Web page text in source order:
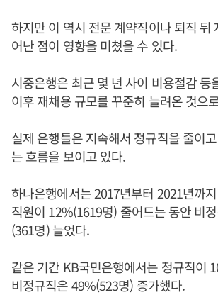
하지만 이 역시 전문 계약직이나 퇴직 뒤
어난 점이 영향을 미쳤을 수 있다.
시중은행은 최근 몇 년 사이 비용절감 등
이후 재채용 규모를 꾸준히 늘려온 것으
실제 은행들은 지속해서 정규직을 줄이
는 흐름을 보이고 있다.
하나은행에서는 2017년부터 2021년까
직원이 12%(1619명) 줄어드는 동안 비
(361명) 늘었다.
같은 기간 KB국민은행에서는 정규직이
비정규직은 49%(523명) 증가했다.